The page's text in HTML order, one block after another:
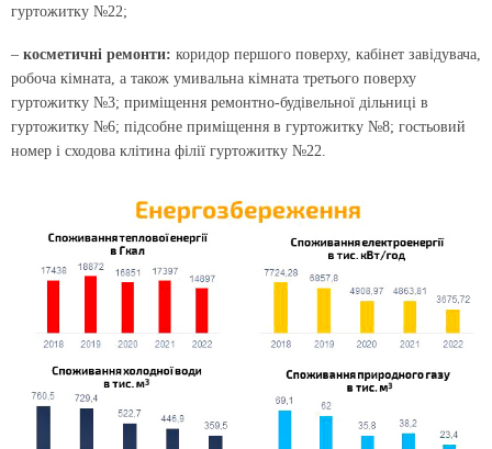
гуртожитку №22;
– косметичні ремонти: коридор першого поверху, кабінет завідувача,
робоча кімната, а також умивальна кімната третього поверху
гуртожитку №3; приміщення ремонтно-будівельної дільниці в
гуртожитку №6; підсобне приміщення в гуртожитку №8; гостьовий
номер і сходова клітина філії гуртожитку №22.